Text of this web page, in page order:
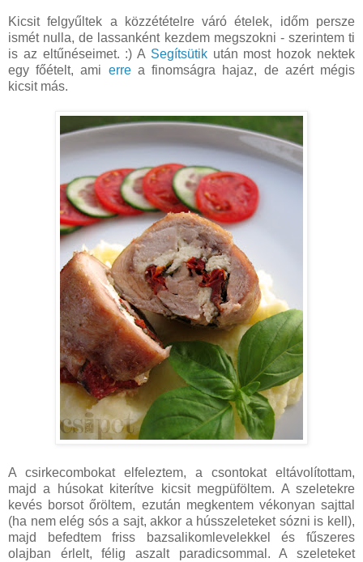
Kicsit felgyűltek a közzétételre váró ételek, időm persze
ismét nulla, de lassanként kezdem megszokni - szerintem ti
is az eltűnéseimet. :) A Segítsütikután most hozok nektek
egy főételt, ami errea finomságra hajaz, de azért mégis
kicsit más.
A csirkecombokat elfeleztem, a csontokat eltávolítottam,
majd a húsokat kiterítve kicsit megpüföltem. A szeletekre
kevés borsot őröltem, ezután megkentem vékonyan sajttal
(ha nem elég sós a sajt, akkor a hússzeleteket sózni is kell),
majd befedtem friss bazsalikomlevelekkel és fűszeres
olajban érlelt, félig aszalt paradicsommal. A szeleteket